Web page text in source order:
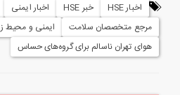
اخبار HSE خبر HSE اخبار ایمنی
مرجع متخصصان سلامت
ایمنی و محیط
هوای تهران ناسالم برای گروه‌های حساس